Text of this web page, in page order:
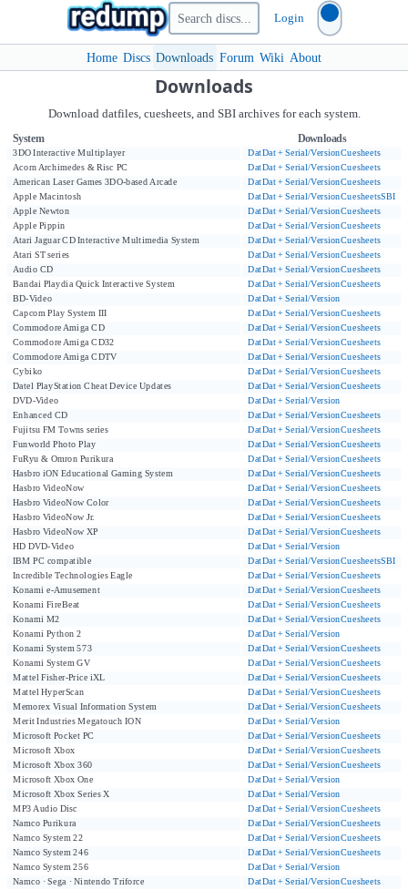
Login
Home Discs Downloads Forum Wiki About
Downloads
Download datfiles, cuesheets, and SBI archives for each system.
System Downloads
3DO Interactive Multiplayer DatDat + Serial/VersionCuesheets
Acorn Archimedes & Risc PC
DatDat + Serial/VersionCuesheets
American Laser Games 3DO-based Arcade
DatDat + Serial/VersionCuesheets
Apple Macintosh
DatDat + Serial/VersionCuesheetsSBI
Apple Newton
DatDat + Serial/VersionCuesheets
Apple Pippin
DatDat + Serial/VersionCuesheets
Atari Jaguar CD Interactive Multimedia System DatDat + Serial/VersionCuesheets
Atari ST series
DatDat + Serial/VersionCuesheets
Audio CD
DatDat + Serial/VersionCuesheets
Bandai Playdia Quick Interactive System
DatDat + Serial/VersionCuesheets
BD-Video
DatDat + Serial/Version
Capcom Play System III
DatDat + Serial/VersionCuesheets
Commodore Amiga CD
DatDat + Serial/VersionCuesheets
Commodore Amiga CD32
DatDat + Serial/VersionCuesheets
Commodore Amiga CDTV
DatDat + Serial/VersionCuesheets
Cybiko
DatDat + Serial/VersionCuesheets
Datel PlayStation Cheat Device Updates
DatDat + Serial/VersionCuesheets
DVD-Video
DatDat + Serial/Version
Enhanced CD
DatDat + Serial/VersionCuesheets
Fujitsu FM Towns series
DatDat + Serial/VersionCuesheets
Funworld Photo Play
DatDat + Serial/VersionCuesheets
FuRyu & Omron Purikura
DatDat + Serial/VersionCuesheets
Hasbro iON Educational Gaming System DatDat + Serial/VersionCuesheets
Hasbro VideoNow
DatDat + Serial/VersionCuesheets
Hasbro VideoNow Color
DatDat + Serial/VersionCuesheets
Hasbro VideoNow Jr.
DatDat + Serial/VersionCuesheets
Hasbro VideoNow XP
DatDat + Serial/VersionCuesheets
HD DVD-Video
DatDat + Serial/Version
IBM PC compatible
DatDat + Serial/VersionCuesheetsSBI
Incredible Technologies Eagle
DatDat + Serial/VersionCuesheets
Konami e-Amusement
DatDat + Serial/VersionCuesheets
Konami FireBeat
DatDat + Serial/VersionCuesheets
Konami M2
DatDat + Serial/VersionCuesheets
Konami Python 2
DatDat + Serial/Version
Konami System 573
DatDat + Serial/VersionCuesheets
Konami System GV
DatDat + Serial/VersionCuesheets
Mattel Fisher-Price iXL
DatDat + Serial/VersionCuesheets
Mattel HyperScan
DatDat + Serial/VersionCuesheets
Memorex Visual Information System
DatDat + Serial/VersionCuesheets
Merit Industries Megatouch ION
DatDat + Serial/Version
Microsoft Pocket PC
DatDat + Serial/VersionCuesheets
Microsoft Xbox
DatDat + Serial/VersionCuesheets
Microsoft Xbox 360
DatDat + Serial/VersionCuesheets
Microsoft Xbox One
DatDat + Serial/Version
Microsoft Xbox Series X
DatDat + Serial/Version
MP3 Audio Disc
DatDat + Serial/VersionCuesheets
Namco Purikura
DatDat + Serial/VersionCuesheets
Namco System 22
DatDat + Serial/VersionCuesheets
Namco System 246
DatDat + Serial/VersionCuesheets
Namco System 256
DatDat + Serial/Version
Namco · Sega · Nintendo Triforce
DatDat + Serial/VersionCuesheets